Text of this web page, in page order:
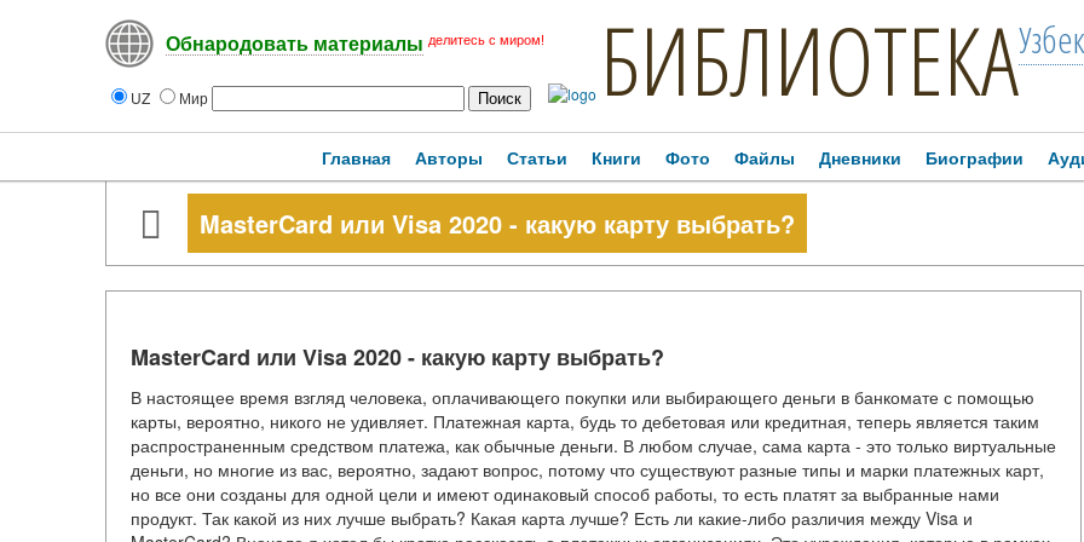
Обнародовать материалы делитесь с миром!
UZ Мир БИБЛИОТЕКА
Главная Авторы Статьи Книги Фото Файлы Дневники Биографии
MasterCard или Visa 2020 - какую карту выбрать?
MasterCard или Visa 2020 - какую карту выбрать?
В настоящее время взгляд человека, оплачивающего покупки или выбирающего деньги в банкомате с помощью
карты, вероятно, никого не удивляет. Платежная карта, будь то дебетовая или кредитная, теперь является таким
распространенным средством платежа, как обычные деньги. В любом случае, сама карта - это только виртуальные
деньги, но многие из вас, вероятно, задают вопрос, потому что существуют разные типы и марки платежных карт,
но все они созданы для одной цели и имеют одинаковый способ работы, то есть платят за выбранные нами
продукт. Так какой из них лучше выбрать? Какая карта лучше? Есть ли какие-либо различия между Visa и